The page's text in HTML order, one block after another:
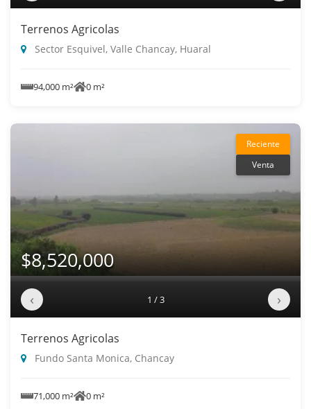
Terrenos Agricolas
Sector Esquivel, Valle Chancay, Huaral
94,000 m² 0 m²
Reciente
Venta
$8,520,000
‹ 1 / 3 ›
Terrenos Agricolas
Fundo Santa Monica, Chancay
71,000 m² 0 m²